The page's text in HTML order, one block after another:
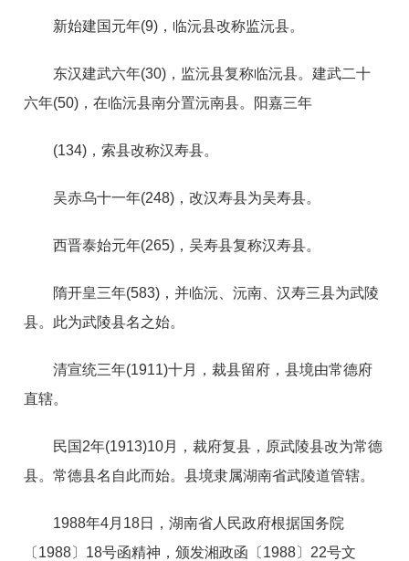
新始建国元年(9)，临沅县改称监沅县。
东汉建武六年(30)，监沅县复称临沅县。建武二十
六年(50)，在临沅县南分置沅南县。阳嘉三年
(134)，索县改称汉寿县。
吴赤乌十一年(248)，改汉寿县为吴寿县。
西晋泰始元年(265)，吴寿县复称汉寿县。
隋开皇三年(583)，并临沅、沅南、汉寿三县为武陵
县。此为武陵县名之始。
清宣统三年(1911)十月，裁县留府，县境由常德府
直辖。
民国2年(1913)10月，裁府复县，原武陵县改为常德
县。常德县名自此而始。县境隶属湖南省武陵道管辖。
1988年4月18日，湖南省人民政府根据国务院
〔1988〕18号函精神，颁发湘政函〔1988〕22号文